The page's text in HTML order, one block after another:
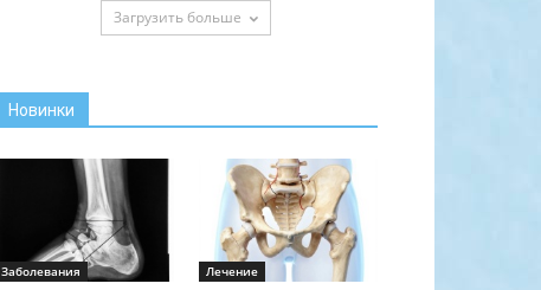
Загрузить больше
Новинки
Заболевания Лечение